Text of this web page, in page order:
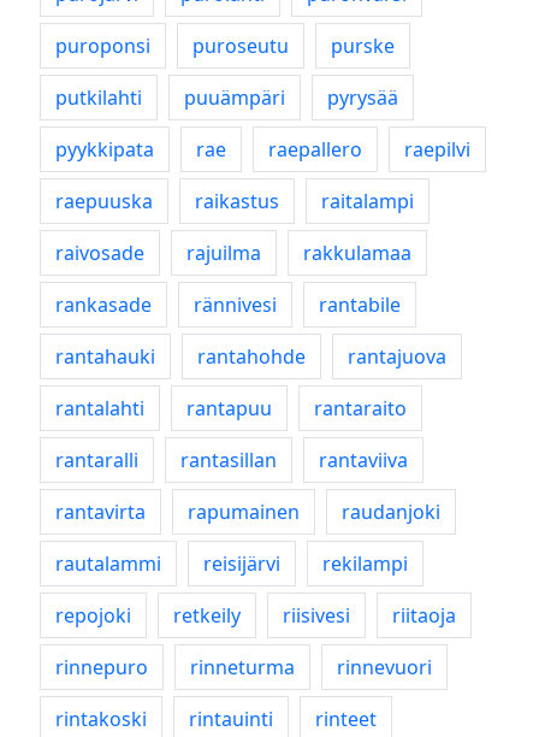
puroponsi
puroseutu
purske
putkilahti
puuämpäri
pyrysää
pyykkipata
rae raepallero
raepilvi
raepuuska
raikastus
raitalampi
raivosade
rajuilma
rakkulamaa
rankasade
rännivesi
rantabile
rantahauki
rantahohde
rantajuova
rantalahti
rantapuu
rantaraito
rantaralli
rantasillan
rantaviiva
rantavirta
rapumainen
raudanjoki
rautalammi
reisijärvi
rekilampi
repojoki
retkeily riisivesi
riitaoja
rinnepuro
rinneturma
rinnevuori
rintakoski
rintauinti
rinteet